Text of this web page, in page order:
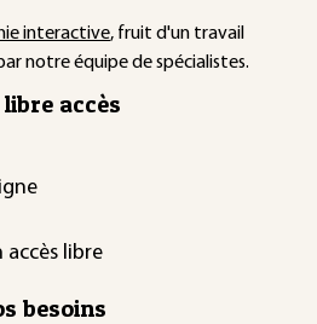
interactive, fruit d'un travail
notre équipe de spécialistes.
accès
accès libre
besoins